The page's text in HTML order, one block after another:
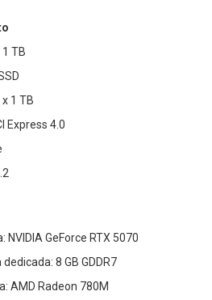
TB
1 TB
Express 4.0
NVIDIA GeForce RTX 5070
8 GB GDDR7
AMD Radeon 780M